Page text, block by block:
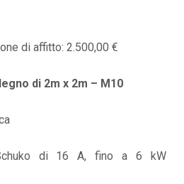
di affitto: 2.500,00 €
di 2m x 2m – M10
di 16 A, fino a 6 kW